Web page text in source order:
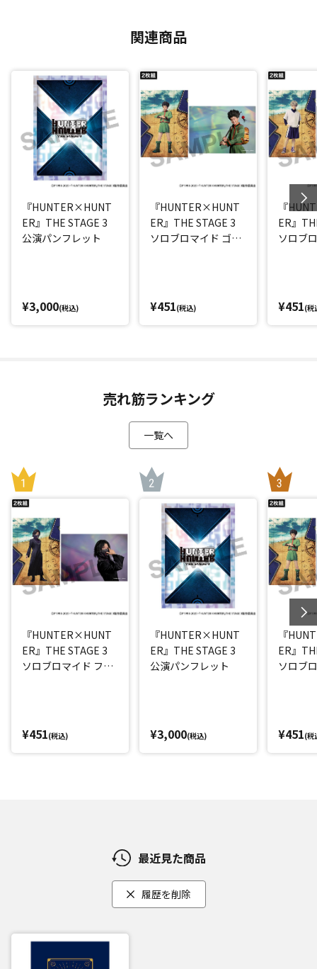
関連商品
『HUNTER×HUNT
ER』THE STAGE 3
公演パンフレット
¥3,000(税込)
『HUNTER×HUNT
ER』THE STAGE 3
ソロブロマイド ゴン
¥451(税込)
『
ER』
ソロブ
¥451(税
売れ筋ランキング
一覧へ
『HUNTER×HUNT
ER』THE STAGE 3
ソロブロマイド フェ
¥451(税込)
『HUNTER×HUNT
ER』THE STAGE 3
公演パンフレット
¥3,000(税込)
『
ER』
ソロブ
¥451(税
最近見た商品
履歴を削除